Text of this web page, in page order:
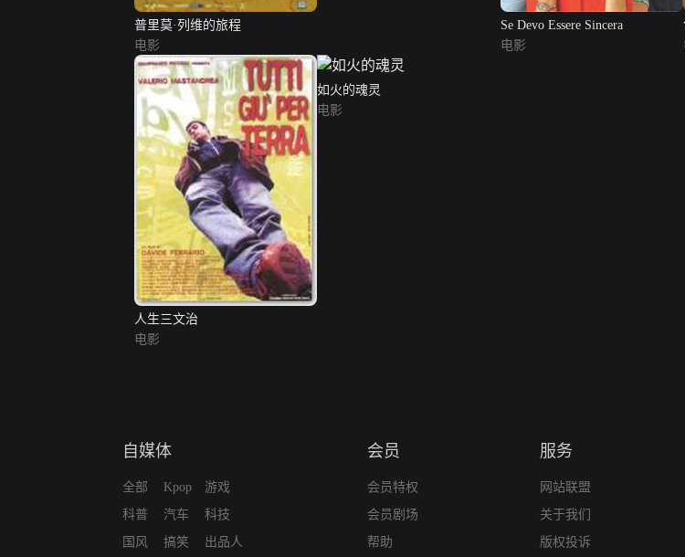
普里莫·列维的旅程
电影
Se Devo Essere Sincera
电影
人生三文治
电影
如火的魂灵
电影
自媒体
全部
科普
国风
Kpop
汽车
搞笑
游戏
科技
出品人
会员
会员特权
会员剧场
帮助
服务
网站联盟
关于我们
版权投诉